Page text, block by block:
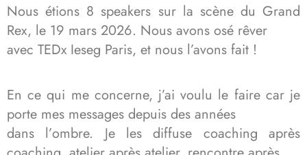
Nous étions 8 speakers sur la scène du Grand
Rex, le 19 mars 2026. Nous avons osé rêver
avec TEDx Ieseg Paris, et nous l’avons fait !
En ce qui me concerne, j’ai voulu le faire car je
porte mes messages depuis des années
dans l’ombre. Je les diffuse coaching après